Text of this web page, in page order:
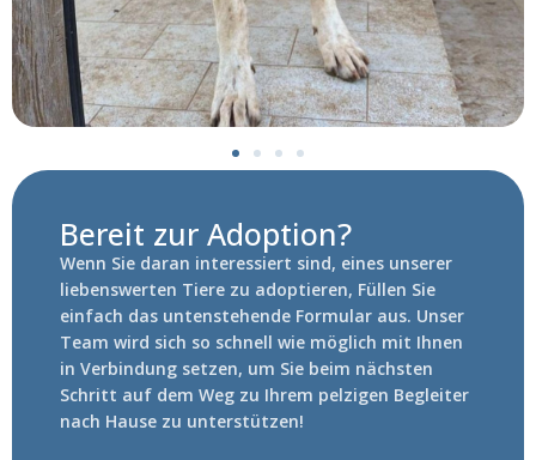
Bereit zur Adoption?
Wenn Sie daran interessiert sind, eines unserer
liebenswerten Tiere zu adoptieren, Füllen Sie
einfach das untenstehende Formular aus. Unser
Team wird sich so schnell wie möglich mit Ihnen
in Verbindung setzen, um Sie beim nächsten
Schritt auf dem Weg zu Ihrem pelzigen Begleiter
nach Hause zu unterstützen!